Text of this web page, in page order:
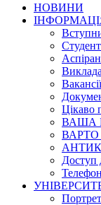
НОВИНИ
Вакансії
Цікаво
ВАША
ВАРТО
Доступ